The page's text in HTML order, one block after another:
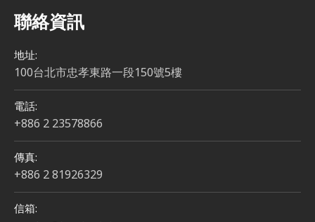
聯絡資訊
地址:
100台北市忠孝東路一段150號5樓
電話:
+886 2 23578866
傳真:
+886 2 81926329
信箱: